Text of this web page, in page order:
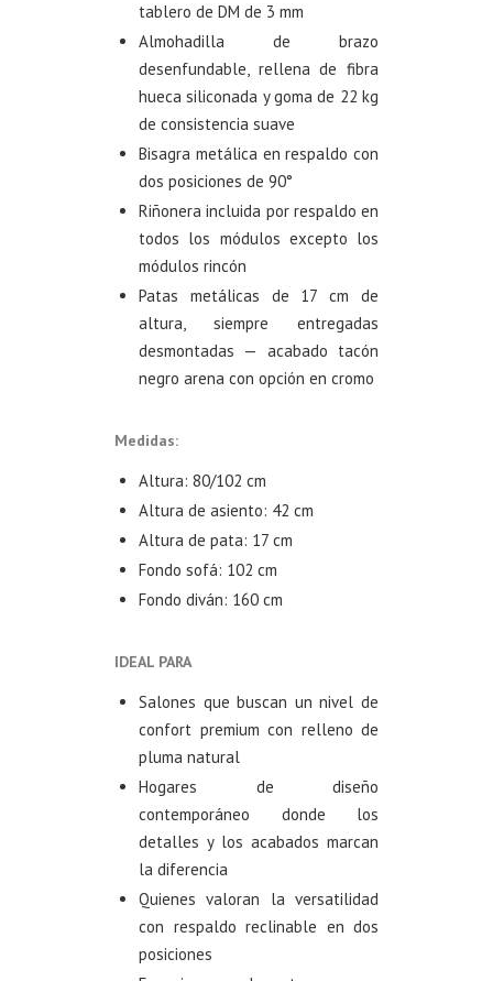
tablero de DM de 3 mm
Almohadilla de brazo
desenfundable, rellena de fibra
hueca siliconada y goma de 22 kg
de consistencia suave
Bisagra metálica en respaldo con
dos posiciones de 90°
Riñonera incluida por respaldo en
todos los módulos excepto los
módulos rincón
Patas metálicas de 17 cm de
altura, siempre entregadas
desmontadas — acabado tacón
negro arena con opción en cromo
Medidas:
Altura: 80/102 cm
Altura de asiento: 42 cm
Altura de pata: 17 cm
Fondo sofá: 102 cm
Fondo diván: 160 cm
IDEAL PARA
Salones que buscan un nivel de
confort premium con relleno de
pluma natural
Hogares de diseño
contemporáneo donde los
detalles y los acabados marcan
la diferencia
Quienes valoran la versatilidad
con respaldo reclinable en dos
posiciones